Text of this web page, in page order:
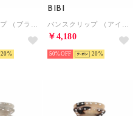
バンスクリップ （ブラック）
20
BIBI
バンスクリップ （アイボリー）
￥4,180
50% 20